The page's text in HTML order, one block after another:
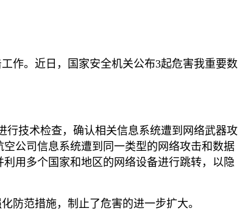
作。近日，国家安全机关公布3起危害我重要数
行技术检查，确认相关信息系统遭到网络武器攻
公司信息系统遭到同一类型的网络攻击和数据
用多个国家和地区的网络设备进行跳转，以隐
防范措施，制止了危害的进一步扩大。